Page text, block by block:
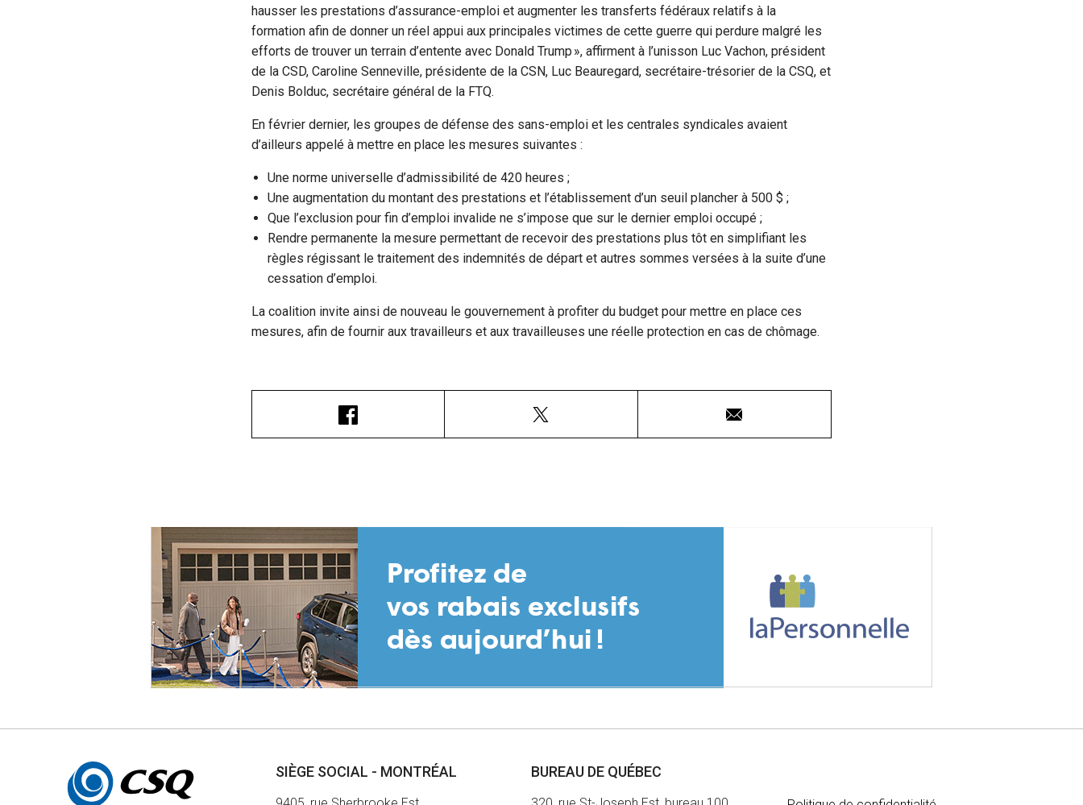
hausser les prestations d’assurance-emploi et augmenter les transferts fédéraux relatifs à la
formation afin de donner un réel appui aux principales victimes de cette guerre qui perdure malgré les
efforts de trouver un terrain d’entente avec Donald Trump », affirment à l’unisson Luc Vachon, président
de la CSD, Caroline Senneville, présidente de la CSN, Luc Beauregard, secrétaire-trésorier de la CSQ, et
Denis Bolduc, secrétaire général de la FTQ.
En février dernier, les groupes de défense des sans-emploi et les centrales syndicales avaient
d’ailleurs appelé à mettre en place les mesures suivantes :
Une norme universelle d’admissibilité de 420 heures ;
Une augmentation du montant des prestations et l’établissement d’un seuil plancher à 500 $ ;
Que l’exclusion pour fin d’emploi invalide ne s’impose que sur le dernier emploi occupé ;
Rendre permanente la mesure permettant de recevoir des prestations plus tôt en simplifiant les
règles régissant le traitement des indemnités de départ et autres sommes versées à la suite d’une
cessation d’emploi.
La coalition invite ainsi de nouveau le gouvernement à profiter du budget pour mettre en place ces
mesures, afin de fournir aux travailleurs et aux travailleuses une réelle protection en cas de chômage.
Autres
informations
SIÈGE SOCIAL - MONTRÉAL BUREAU DE QUÉBEC